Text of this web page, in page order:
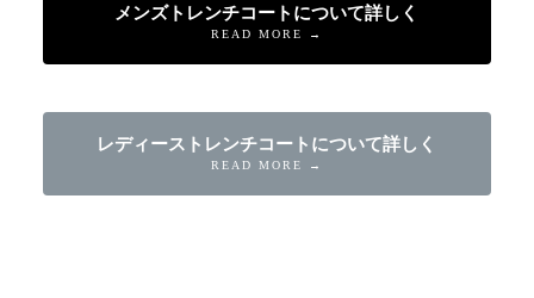
メンズトレンチコートについて詳しく
READ MORE →
レディーストレンチコートについて詳しく
READ MORE →